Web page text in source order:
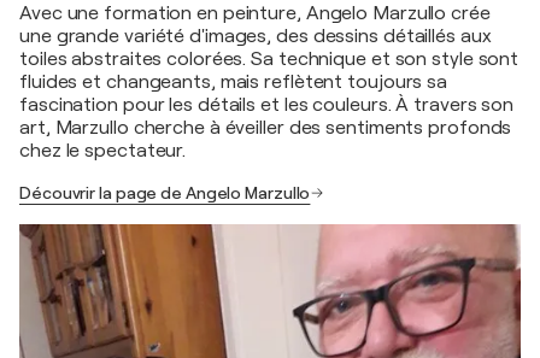
Avec une formation en peinture, Angelo Marzullo crée
une grande variété d'images, des dessins détaillés aux
toiles abstraites colorées. Sa technique et son style sont
fluides et changeants, mais reflètent toujours sa
fascination pour les détails et les couleurs. À travers son
art, Marzullo cherche à éveiller des sentiments profonds
chez le spectateur.
Découvrir la page de Angelo Marzullo